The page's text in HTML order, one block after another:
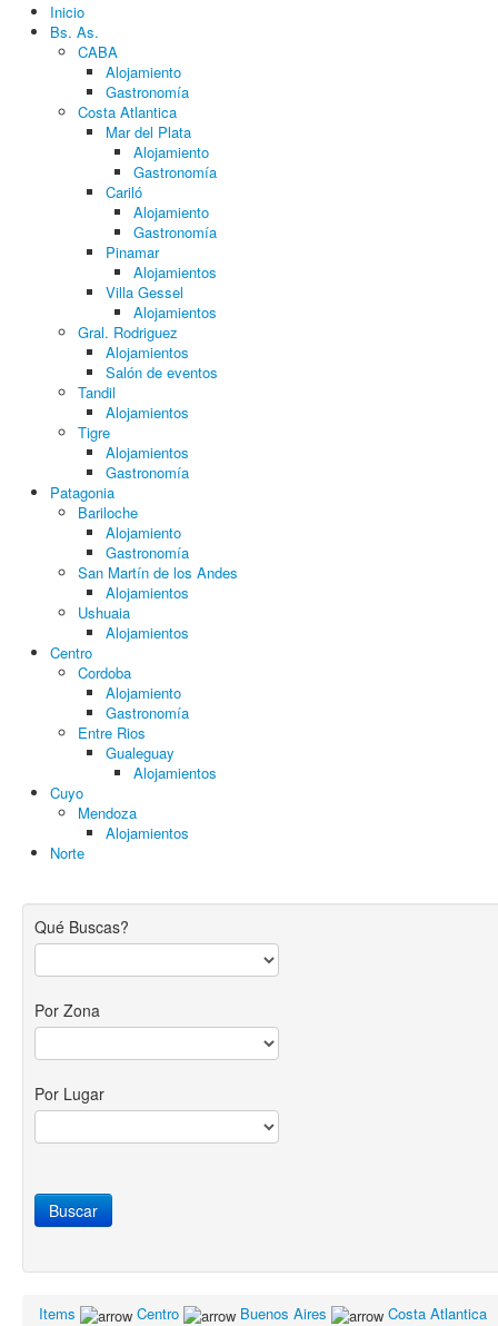
Inicio
Bs. As.
CABA
Alojamiento
Gastronomía
Costa Atlantica
Mar del Plata
Alojamiento
Gastronomía
Cariló
Alojamiento
Gastronomía
Pinamar
Alojamientos
Villa Gessel
Alojamientos
Gral. Rodriguez
Alojamientos
Salón de eventos
Tandil
Alojamientos
Tigre
Alojamientos
Gastronomía
Patagonia
Bariloche
Alojamiento
Gastronomía
San Martín de los Andes
Alojamientos
Ushuaia
Alojamientos
Centro
Cordoba
Alojamiento
Gastronomía
Entre Rios
Gualeguay
Alojamientos
Cuyo
Mendoza
Alojamientos
Norte
Qué Buscas?
Por Zona
Por Lugar
Items Centro Buenos Aires
Costa Atlantica